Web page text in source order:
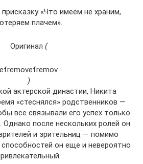
«Что имеем не храним,
плачем».
Оригинал (
efremovefremov
)
актерской династии, Никита
«стеснялся» родственников —
все связывали его успех только
после нескольких ролей он
и зрительниц — помимо
он еще и невероятно